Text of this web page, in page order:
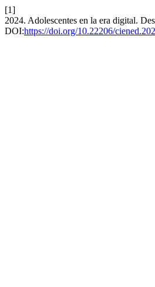
[1]
2024. Adolescentes en la era digital.
DOI:https://doi.org/10.22206/